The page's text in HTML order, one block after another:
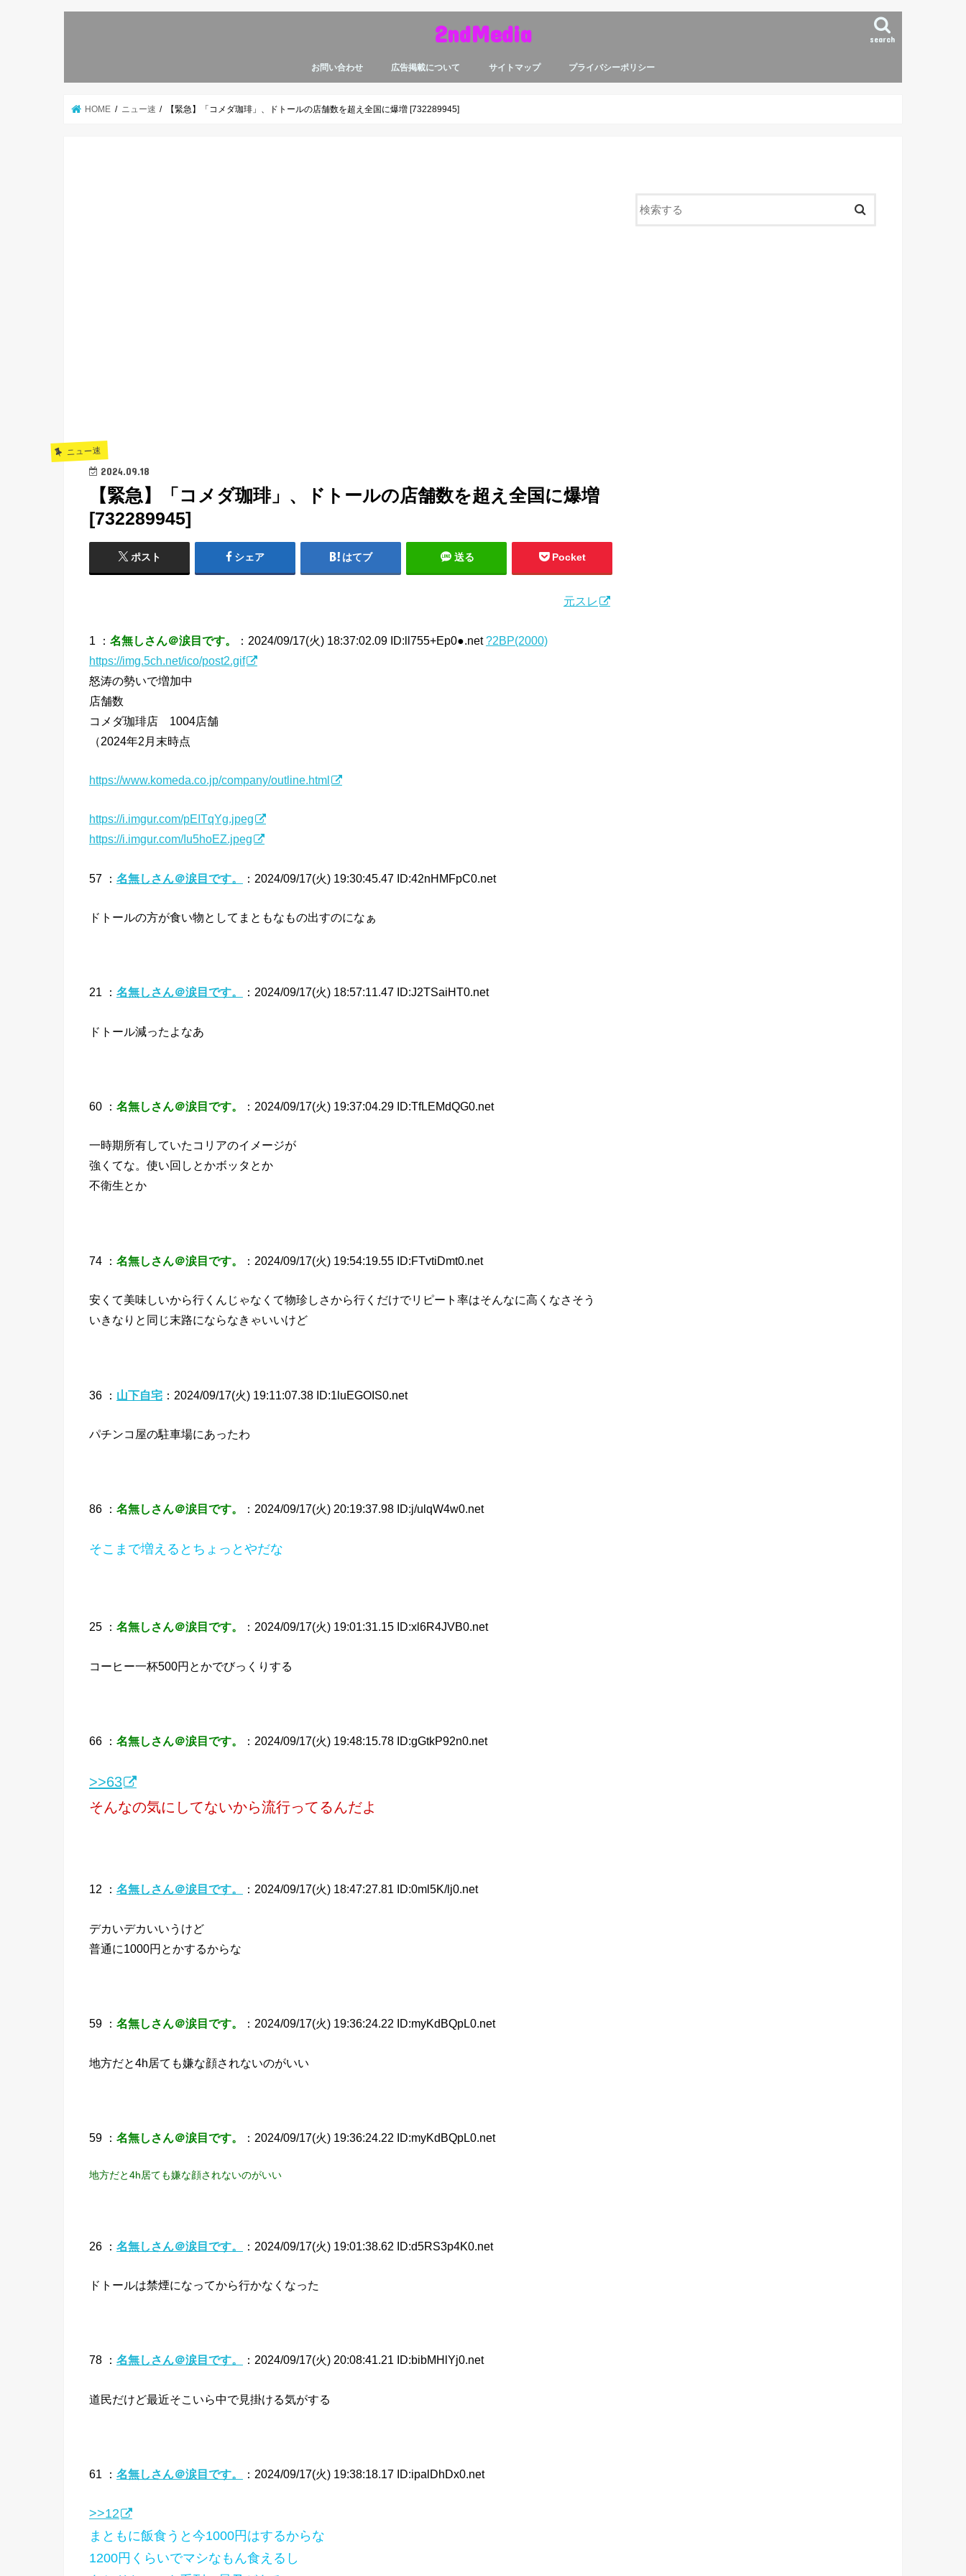
2ndMedia search
お問い合わせ 広告掲載について サイトマップ プライバシーポリシー
HOME ニュー速 【緊急】「コメダ珈琲」、ドトールの店舗数を超え全国に爆増 [732289945]
ニュー速
2024.09.18
【緊急】「コメダ珈琲」、ドトールの店舗数を超え全国に爆増
[732289945]
ポスト シェア はてブ 送る Pocket
元スレ
1 ： 名無しさん＠涙目です。 ：2024/09/17(火) 18:37:02.09 ID:ll755+Ep0●.net?2BP(2000)
https://img.5ch.net/ico/post2.gif
怒涛の勢いで増加中
店舗数
コメダ珈琲店 1004店舗
（2024年2月末時点
https://www.komeda.co.jp/company/outline.html
https://i.imgur.com/pEITqYg.jpeg
https://i.imgur.com/Iu5hoEZ.jpeg
57 ： 名無しさん＠涙目です。 ：2024/09/17(火) 19:30:45.47 ID:42nHMFpC0.net
ドトールの方が食い物としてまともなもの出すのになぁ
21 ： 名無しさん＠涙目です。 ：2024/09/17(火) 18:57:11.47 ID:J2TSaiHT0.net
ドトール減ったよなあ
60 ： 名無しさん＠涙目です。 ：2024/09/17(火) 19:37:04.29 ID:TfLEMdQG0.net
一時期所有していたコリアのイメージが
強くてな。使い回しとかボッタとか
不衛生とか
74 ： 名無しさん＠涙目です。 ：2024/09/17(火) 19:54:19.55 ID:FTvtiDmt0.net
安くて美味しいから行くんじゃなくて物珍しさから行くだけでリピート率はそんなに高くなさそう
いきなりと同じ末路にならなきゃいいけど
36 ： 山下自宅 ：2024/09/17(火) 19:11:07.38 ID:1luEGOIS0.net
パチンコ屋の駐車場にあったわ
86 ： 名無しさん＠涙目です。 ：2024/09/17(火) 20:19:37.98 ID:j/ulqW4w0.net
そこまで増えるとちょっとやだな
25 ： 名無しさん＠涙目です。 ：2024/09/17(火) 19:01:31.15 ID:xl6R4JVB0.net
コーヒー一杯500円とかでびっくりする
66 ： 名無しさん＠涙目です。 ：2024/09/17(火) 19:48:15.78 ID:gGtkP92n0.net
>>63
そんなの気にしてないから流行ってるんだよ
12 ： 名無しさん＠涙目です。 ：2024/09/17(火) 18:47:27.81 ID:0ml5K/lj0.net
デカいデカいいうけど
普通に1000円とかするからな
59 ： 名無しさん＠涙目です。 ：2024/09/17(火) 19:36:24.22 ID:myKdBQpL0.net
地方だと4h居ても嫌な顔されないのがいい
59 ： 名無しさん＠涙目です。 ：2024/09/17(火) 19:36:24.22 ID:myKdBQpL0.net
地方だと4h居ても嫌な顔されないのがいい
26 ： 名無しさん＠涙目です。 ：2024/09/17(火) 19:01:38.62 ID:d5RS3p4K0.net
ドトールは禁煙になってから行かなくなった
78 ： 名無しさん＠涙目です。 ：2024/09/17(火) 20:08:41.21 ID:bibMHlYj0.net
道民だけど最近そこいら中で見掛ける気がする
61 ： 名無しさん＠涙目です。 ：2024/09/17(火) 19:38:18.17 ID:ipalDhDx0.net
>>12
まともに飯食うと今1000円はするからな
1200円くらいでマシなもん食えるし